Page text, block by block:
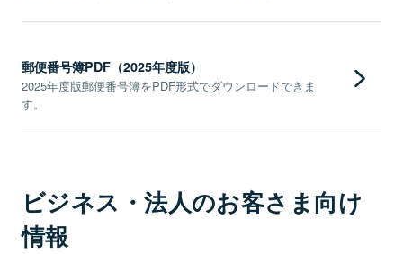
郵便番号簿PDF（2025年度版）
2025年度版郵便番号簿をPDF形式でダウンロードできま
す。
ビジネス・法人のお客さま向け
情報